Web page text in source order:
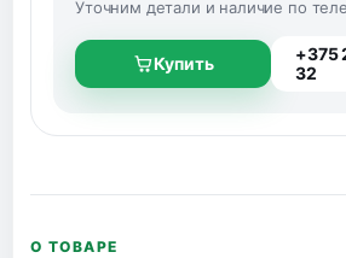
Уточним детали и наличие по
Купить
+375
32
О ТОВАРЕ